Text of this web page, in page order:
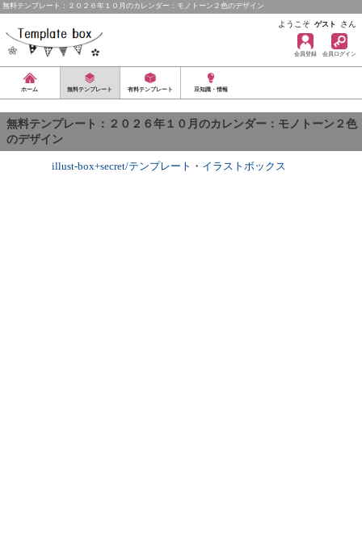
無料テンプレート：２０２６年１０月のカレンダー：モノトーン２色のデザイン
ようこそ ゲスト さん
会員登録 会員ログイン
ホーム 無料テンプレート 有料テンプレート 豆知識・情報
無料テンプレート：２０２６年１０月のカレンダー：モノトーン２色
のデザイン
illust-box+secret/テンプレート ・ イラストボックス